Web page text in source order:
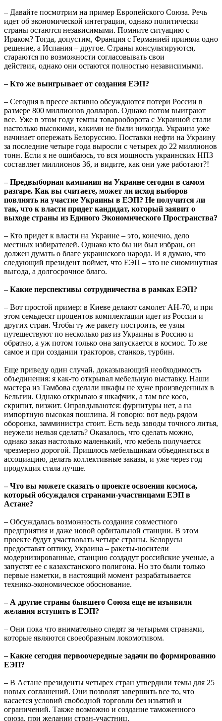
– Давайте посмотрим на пример Европейского Союза. Речь
идет об экономической интеграции, однако политически
страны остаются независимыми. Помните ситуацию с
Ираком? Тогда, допустим, Франция с Германией приняла одно
решение, а Испания – другое. Страны консультируются,
стараются по возможности согласовывать свои
действия, однако они остаются полностью независимыми.
– Кто же выигрывает от создания ЕЭП?
– Сегодня в прессе активно обсуждаются потери России в
размере 800 миллионов долларов. Однако потом выиграют
все. Уже в этом году темпы товарооборота с Украиной стали
настолько высокими, какими не были никогда. Украина уже
начинает опережать Белоруссию. Поставки нефти на Украину
за последние четыре года выросли с четырех до 22 миллионов
тонн. Если я не ошибаюсь, то вся мощность украинских НПЗ
составляет миллионов 36, и видите, как они уже работают?!
– Предвыборная кампания на Украине сегодня в самом
разгаре. Как вы считаете, может ли исход выборов
повлиять на участие Украины в ЕЭП? Не получится ли
так, что к власти придет кандидат, который заявит о
выходе страны из Единого Экономического Пространства?
– Кто придет к власти на Украине – это, конечно, дело
местных избирателей. Однако кто бы ни был избран, он
должен думать о благе украинского народа. И я думаю, что
следующий президент поймет, что ЕЭП – это не сиюминутная
выгода, а долгосрочное благо.
– Какие перспективы сотрудничества в рамках ЕЭП?
– Вот простой пример: в Киеве делают самолет АН-70, и при
этом семьдесят процентов комплектации идет из России и
других стран. Чтобы ту же ракету построить, ее узлы
путешествуют по несколько раз из Украины в Россию и
обратно, а уж потом только она запускается в космос. То же
самое и при создании тракторов, станков, турбин.
Еще приведу один случай, доказывающий необходимость
объединения: я как-то открывал мебельную выставку. Наши
мастера из Тамбова сделали шкафы не хуже произведенных в
Бельгии. Однако открываю я шкафчик, а там все косо,
скрипит, визжит. Оправдываются: фурнитуры нет, а на
импортную высокая пошлина. Я говорю: вот ведь рядом
оборонка, замминистра стоит. Есть ведь заводы точного литья,
неужели нельзя сделать? Оказалось, что сделать можно,
однако заказ настолько маленький, что мебель получается
чрезмерно дорогой. Пришлось мебельщикам объединяться в
ассоциацию, делать коллективные заказы, и уже через год
продукция стала лучше.
– Что вы можете сказать о проекте освоения космоса,
который обсуждался странами-участницами ЕЭП в
Астане?
– Обсуждалась возможность создания совместного
предприятия и даже новой орбитальной станции. В этом
проекте будут участвовать четыре страны. Белорусы
предоставят оптику, Украина – ракеты-носители
модернизированные, станцию создадут российские ученые, а
запустят ее с казахстанского полигона. Но это были только
первые наметки, в настоящий момент разрабатывается
технико-экономическое обоснование.
– А другие страны бывшего Союза еще не изъявили
желания вступить в ЕЭП?
– Они пока что внимательно следят за четырьмя странами,
которые являются своеобразным локомотивом.
– Какие сегодня первоочередные задачи по формированию
ЕЭП?
– В Астане президенты четырех стран утвердили темы для 25
новых соглашений. Они позволят завершить все то, что
касается условий свободной торговли без изъятий и
ограничений. Также возможно и создание таможенного
союза, при желании стран-участниц.